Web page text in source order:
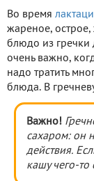
Во время
жареное,
блюдо из
очень важно,
надо тратить
блюда. В
Важно!
сахаром: он
действия.
кашу чего-то